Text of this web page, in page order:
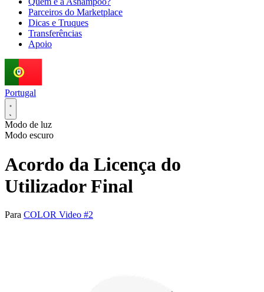
Parceiros do Marketplace
Dicas e Truques
Transferências
Apoio
Portugal
Modo de luz
Modo escuro
Acordo da Licença do
Utilizador Final
Para COLOR Video #2